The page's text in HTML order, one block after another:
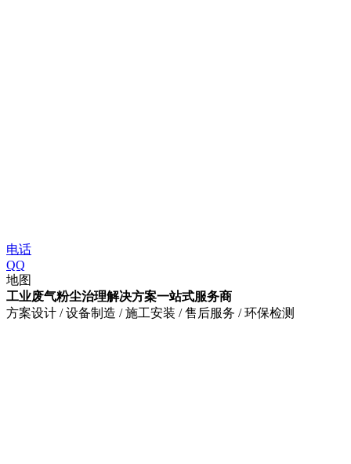
电话
QQ
地图
工业废气粉尘治理解决方案一站式服务商
方案设计 / 设备制造 / 施工安装 / 售后服务 / 环保检测